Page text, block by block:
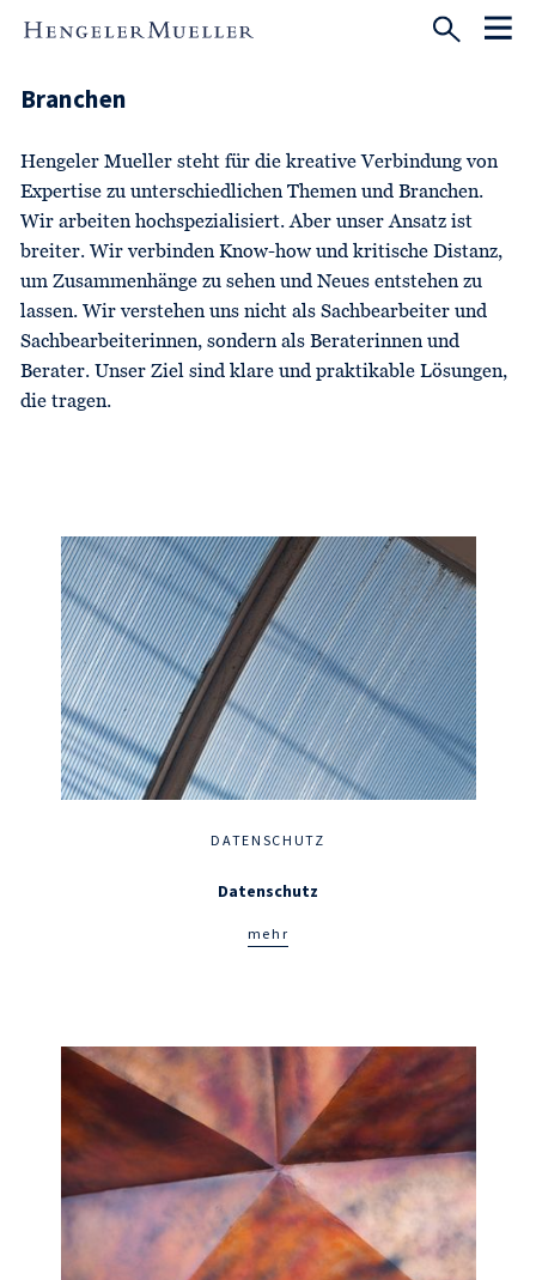
Branchen
Hengeler Mueller steht für die kreative Verbindung von
Expertise zu unterschiedlichen Themen und Branchen.
Wir arbeiten hochspezialisiert. Aber unser Ansatz ist
breiter. Wir verbinden Know-how und kritische Distanz,
um Zusammenhänge zu sehen und Neues entstehen zu
lassen. Wir verstehen uns nicht als Sachbearbeiter und
Sachbearbeiterinnen, sondern als Beraterinnen und
Berater. Unser Ziel sind klare und praktikable Lösungen,
die tragen.
DATENSCHUTZ
Datenschutz
mehr